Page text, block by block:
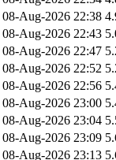
08-Aug-2026 22:38
08-Aug-2026 22:43
08-Aug-2026 22:47
08-Aug-2026 22:52
08-Aug-2026 22:56
08-Aug-2026 23:00
08-Aug-2026 23:04
08-Aug-2026 23:09
08-Aug-2026 23:13